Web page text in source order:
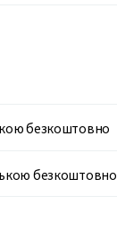
безкоштовно
безкоштовно